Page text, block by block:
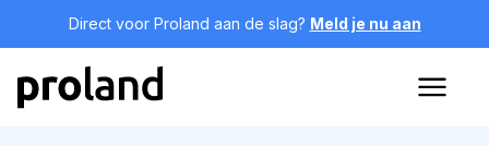
Direct voor Proland aan de slag? Meld je nu aan